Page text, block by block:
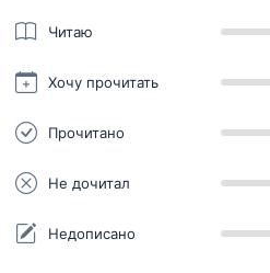
Читаю
Хочу прочитать
Прочитано
Не дочитал
Недописано